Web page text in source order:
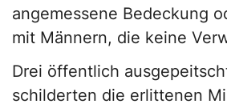
angemessene Bedeckung
mit Männern, die keine
Drei öffentlich
schilderten die erlittenen